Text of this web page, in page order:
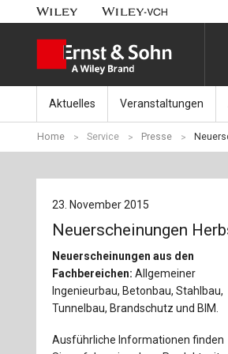
Aktuelles
Nachrichten
Aktuell erschienen
Erscheint in Kürze
Veranstaltungen
Münchener
Fachkonferenz
Symposium
Beton-Kalender-Tag
Home Service Presse
23. November 2015
Neuerscheinungen
Neuerscheinungen aus den
Fachbereichen:Allgemeiner
Ingenieurbau, Betonbau, Stahlbau,
Tunnelbau, Brandschutz und BIM.
Ausführliche Informationen finden